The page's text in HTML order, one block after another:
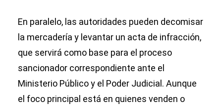
En paralelo, las autoridades pueden decomisar
la mercadería y levantar un acta de infracción,
que servirá como base para el proceso
sancionador correspondiente ante el
Ministerio Público y el Poder Judicial. Aunque
el foco principal está en quienes venden o